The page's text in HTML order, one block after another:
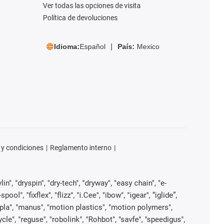
Ver todas las opciones de visita
Política de devoluciones
Idioma:Español País: Mexico
condiciones
Reglamento interno
"dryspin", "dry-tech", "dryway", "easy chain", "e-
"fixflex", "flizz", "i.Cee", "ibow", "igear", “iglide”,
"manus", "motion plastics", "motion polymers",
"reguse", "robolink", "Rohbot", "savfe", "speedigus",